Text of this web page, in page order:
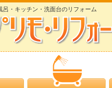
呂・キッチン・洗面台のリフォーム